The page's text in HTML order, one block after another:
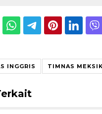
INGGRIS TIMNAS